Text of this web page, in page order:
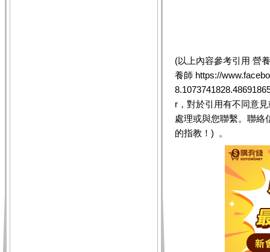
(以上內容參考引用 營
養師 https://
r，對於引用有不同意
處理或與您聯繫。聯絡
的指教！) 。